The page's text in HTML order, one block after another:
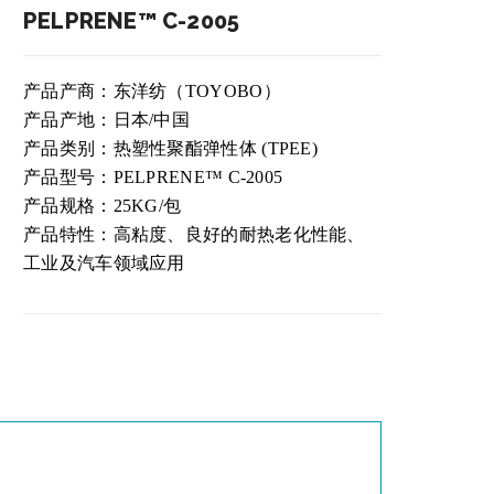
PELPRENE™ C-2005
产品产商：东洋纺（TOYOBO）
产品产地：日本/中国
产品类别：热塑性聚酯弹性体 (TPEE)
产品型号：PELPRENE™ C-2005
产品规格：25KG/包
产品特性：高粘度、良好的耐热老化性能、
工业及汽车领域应用